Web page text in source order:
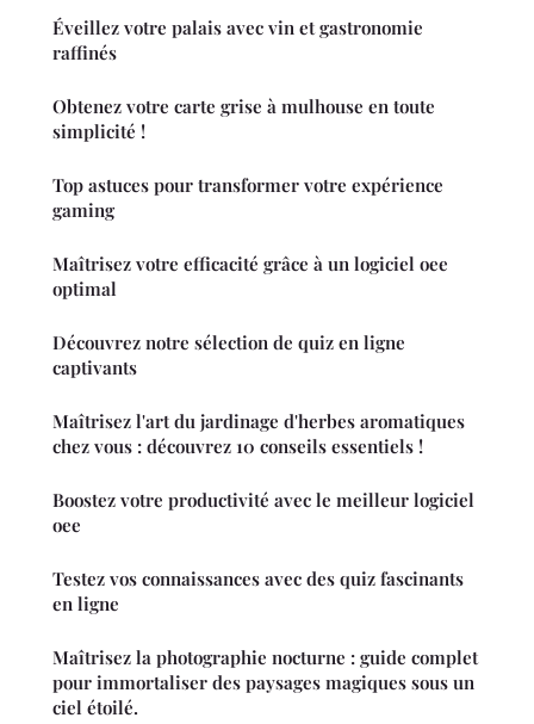
Éveillez votre palais avec vin et gastronomie
raffinés
Obtenez votre carte grise à mulhouse en toute
simplicité !
Top astuces pour transformer votre expérience
gaming
Maîtrisez votre efficacité grâce à un logiciel oee
optimal
Découvrez notre sélection de quiz en ligne
captivants
Maîtrisez l'art du jardinage d'herbes aromatiques
chez vous : découvrez 10 conseils essentiels !
Boostez votre productivité avec le meilleur logiciel
oee
Testez vos connaissances avec des quiz fascinants
en ligne
Maîtrisez la photographie nocturne : guide complet
pour immortaliser des paysages magiques sous un
ciel étoilé.